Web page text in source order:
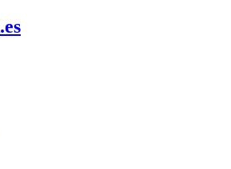
.es